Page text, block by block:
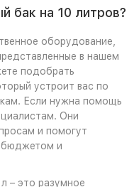
бак на 10 литров?
оборудование,
в нашем
подобрать
устроит вас по
Если нужна помощь
Они
и помогут
бюджетом и
– это разумное